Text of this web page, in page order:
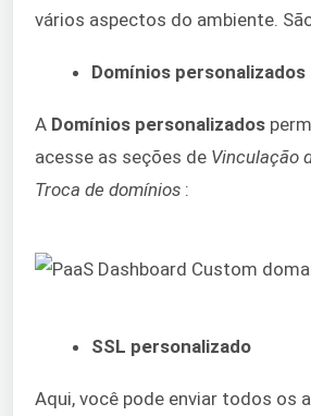
vários aspectos do ambiente.
Domínios personalizados
A Domínios personalizados
acesse as seções de Vinculação
Troca de domínios :
SSL personalizado
Aqui, você pode enviar todos os